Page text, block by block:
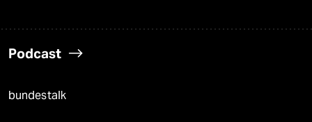
Podcast
bundestalk